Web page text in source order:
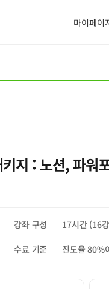
마이페이
지 : 노션, 파워
강좌 구성 17시간 (16
수료 기준
진도율 80%